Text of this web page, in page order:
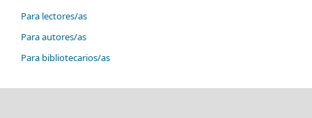
Para lectores/as
Para autores/as
Para bibliotecarios/as